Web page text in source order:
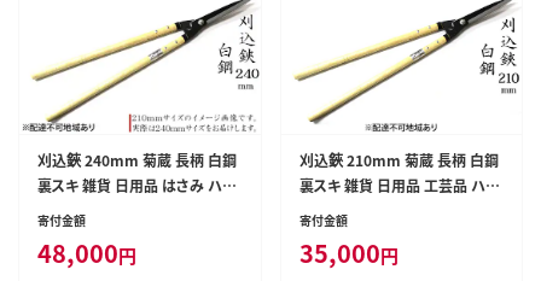
刈込鋏 240mm 菊蔵 長柄 白鋼
裏スキ 雑貨 日用品 はさみ ハサ
ミ
寄付金額
48,000円
刈込鋏 210mm 菊蔵 長柄 白鋼
裏スキ 雑貨 日用品 工芸品 ハサ
ミ はさみ
寄付金額
35,000円